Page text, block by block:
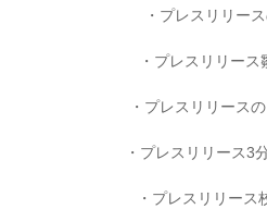
プレスリリー
プレスリリース
プレスリリース
プレスリリース3
プレスリリース